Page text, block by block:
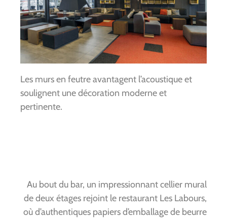
Les murs en feutre avantagent l’acoustique et
soulignent une décoration moderne et
pertinente.
Au bout du bar, un impressionnant cellier mural
de deux étages rejoint le restaurant Les Labours,
où d’authentiques papiers d’emballage de beurre